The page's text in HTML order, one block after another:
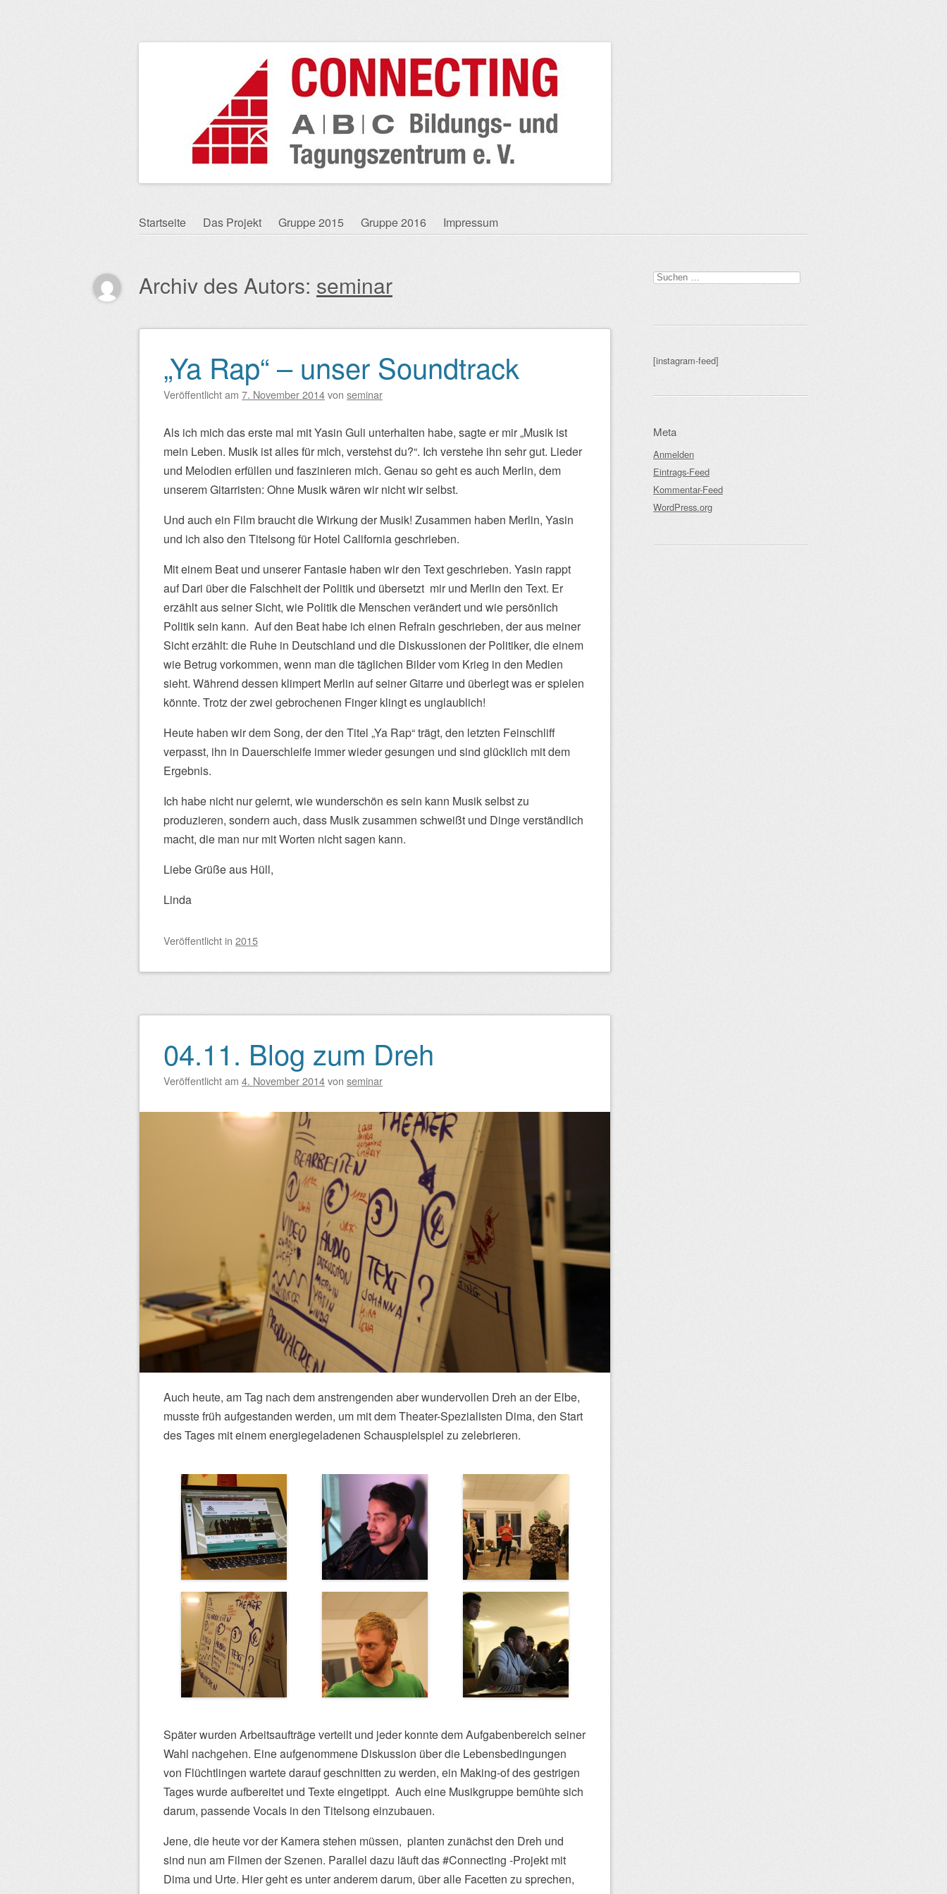
Zum
Startseite Das Projekt Gruppe 2015 Gruppe 2016 Impressum
Archiv des Autors: seminar
Beitragsnavigation
„Ya Rap“ – unser Soundtrack
Veröffentlicht am 7. November 2014von seminar
Als ich mich das erste mal mit Yasin Guli unterhalten habe, sagte er mir „Musik ist
mein Leben. Musik ist alles für mich, verstehst du?“. Ich verstehe ihn sehr gut. Lieder
und Melodien erfüllen und faszinieren mich. Genau so geht es auch Merlin, dem
unserem Gitarristen: Ohne Musik wären wir nicht wir selbst.
Und auch ein Film braucht die Wirkung der Musik! Zusammen haben Merlin, Yasin
und ich also den Titelsong für Hotel California geschrieben.
Mit einem Beat und unserer Fantasie haben wir den Text geschrieben. Yasin rappt
auf Dari über die Falschheit der Politik und übersetzt mir und Merlin den Text. Er
erzählt aus seiner Sicht, wie Politik die Menschen verändert und wie persönlich
Politik sein kann. Auf den Beat habe ich einen Refrain geschrieben, der aus meiner
Sicht erzählt: die Ruhe in Deutschland und die Diskussionen der Politiker, die einem
wie Betrug vorkommen, wenn man die täglichen Bilder vom Krieg in den Medien
sieht. Während dessen klimpert Merlin auf seiner Gitarre und überlegt was er spielen
könnte. Trotz der zwei gebrochenen Finger klingt es unglaublich!
Heute haben wir dem Song, der den Titel „Ya Rap“ trägt, den letzten Feinschliff
verpasst, ihn in Dauerschleife immer wieder gesungen und sind glücklich mit dem
Ergebnis.
Ich habe nicht nur gelernt, wie wunderschön es sein kann Musik selbst zu
produzieren, sondern auch, dass Musik zusammen schweißt und Dinge verständlich
macht, die man nur mit Worten nicht sagen kann.
Liebe Grüße aus Hüll,
Linda
Veröffentlicht in 2015
04.11. Blog zum Dreh
Veröffentlicht am 4. November 2014von seminar
Auch heute, am Tag nach dem anstrengenden aber wundervollen Dreh an der Elbe,
musste früh aufgestanden werden, um mit dem Theater-Spezialisten Dima, den Start
des Tages mit einem energiegeladenen Schauspielspiel zu zelebrieren.
Später wurden Arbeitsaufträge verteilt und jeder konnte dem Aufgabenbereich seiner
Wahl nachgehen. Eine aufgenommene Diskussion über die Lebensbedingungen
von Flüchtlingen wartete darauf geschnitten zu werden, ein Making-of des gestrigen
Tages wurde aufbereitet und Texte eingetippt. Auch eine Musikgruppe bemühte sich
darum, passende Vocals in den Titelsong einzubauen.
Jene, die heute vor der Kamera stehen müssen, planten zunächst den Dreh und
sind nun am Filmen der Szenen. Parallel dazu läuft das #Connecting -Projekt mit
Dima und Urte. Hier geht es unter anderem darum, über alle Facetten zu sprechen,
Suchen
nach:
[instagram-feed]
Meta
Anmelden
Eintrags-Feed
Kommentar-Feed
WordPress.org